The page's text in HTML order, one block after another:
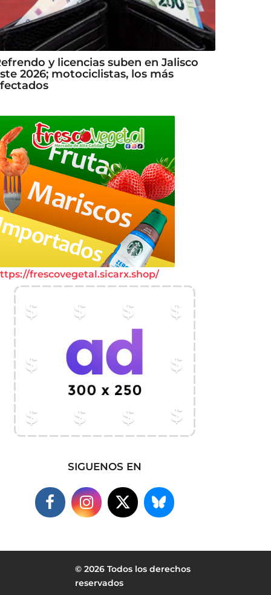
y licencias suben en Jalisco
2026; motociclistas, los más
frescovegetal.sicarx.shop/
SIGUENOS EN
© 2026 Todos los derechos
reservados